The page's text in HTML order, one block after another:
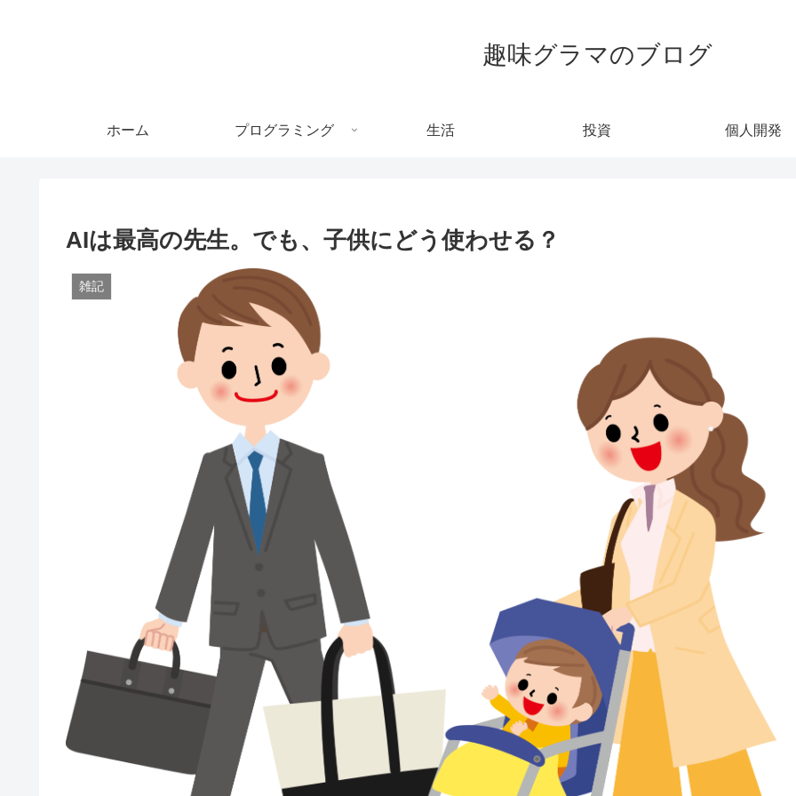
趣味グラマのブログ
ホーム プログラミング 生活 投資 個人開発
AIは最高の先生。でも、子供にどう使わせる？
雑記